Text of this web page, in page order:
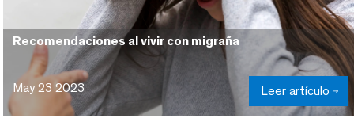
Recomendaciones al vivir con migraña
May 23 2023 Leer artículo